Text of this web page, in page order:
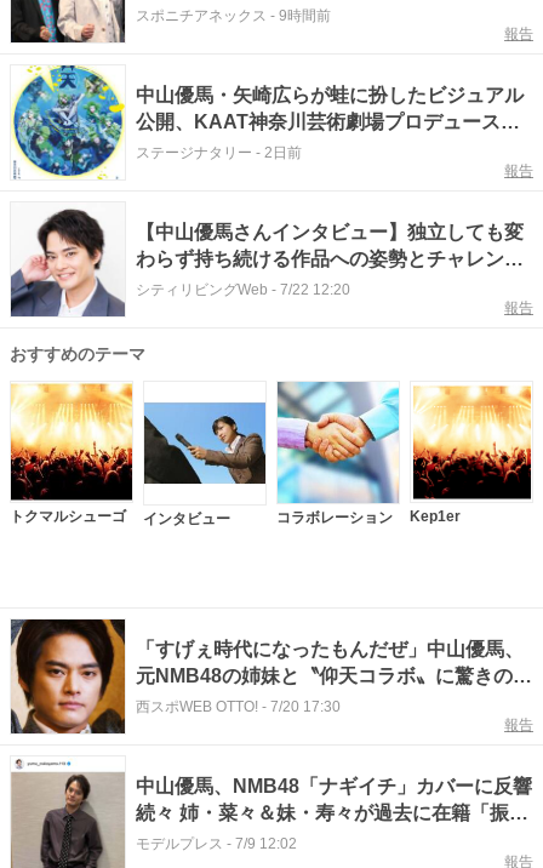
い」数々の伝説に憧れ
スポニチアネックス - 9時間前
報告
中山優馬・矢崎広らが蛙に扮したビジュアル
公開、KAAT神奈川芸術劇場プロデュース
「蛙昇天」
ステージナタリー - 2日前
報告
【中山優馬さんインタビュー】独立しても変
わらず持ち続ける作品への姿勢とチャレンジ
精神
シティリビングWeb - 7/22 12:20
報告
おすすめのテーマ
トクマルシューゴ インタビュー コラボレーション Kep1er
「すげぇ時代になったもんだぜ」中山優馬、
元NMB48の姉妹と〝仰天コラボ〟に驚きの声
「今更ながらすごい姉弟」「当時のファンか
西スポWEB OTTO! - 7/20 17:30
報告
中山優馬、NMB48「ナギイチ」カバーに反響
続々 姉・菜々＆妹・寿々が過去に在籍「振り
完璧」「原曲キーで歌うのすごい」
モデルプレス - 7/9 12:02
報告